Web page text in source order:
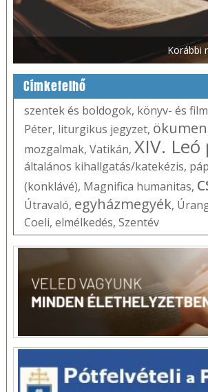
Korábbi
Címkefelhő
szentek és boldogok, könyv- és
Péter, liturgikus jegyzet,
mozgalmak, Vatikán, XIV. Leó
általános kihallgatás/katekézis,
(konklávé), Magnifica humanitas,
Útravaló, egyházmegyék,
Coeli, elmélkedés, Szentév